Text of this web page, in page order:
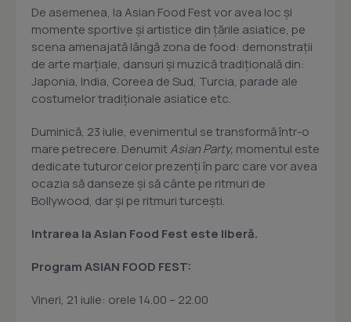
De asemenea, la Asian Food Fest vor avea loc și
momente sportive și artistice din țările asiatice, pe
scena amenajată lângă zona de food: demonstrații
de arte marțiale, dansuri și muzică tradițională din:
Japonia, India, Coreea de Sud, Turcia, parade ale
costumelor tradiționale asiatice etc.
Duminică, 23 iulie, evenimentul se transformă într-o
mare petrecere. DenumitAsian Party, momentul este
dedicate tuturor celor prezenți în parc care vor avea
ocazia să danseze și să cânte pe ritmuri de
Bollywood, dar și pe ritmuri turcești.
Intrarea la Asian Food Fest este liberă.
Program ASIAN FOOD FEST:
Vineri, 21 iulie: orele 14.00 – 22.00